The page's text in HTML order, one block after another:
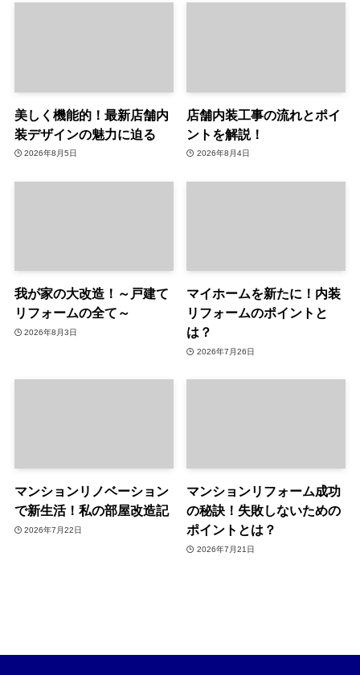
美しく機能的！最新店舗内
装デザインの魅力に迫る
2026年8月5日
店舗内装工事の流れとポイ
ントを解説！
2026年8月4日
我が家の大改造！～戸建て
リフォームの全て～
2026年8月3日
マイホームを新たに！内装
リフォームのポイントと
は？
2026年7月26日
マンションリノベーション
で新生活！私の部屋改造記
2026年7月22日
マンションリフォーム成功
の秘訣！失敗しないための
ポイントとは？
2026年7月21日